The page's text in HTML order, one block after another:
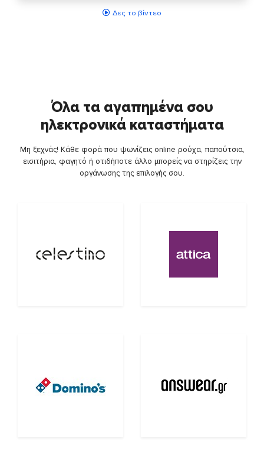
Δες το βίντεο
Όλα τα αγαπημένα σου
ηλεκτρονικά καταστήματα
Μη ξεχνάς! Κάθε φορά που ψωνίζεις online ρούχα, παπούτσια,
εισιτήρια, φαγητό ή οτιδήποτε άλλο μπορείς να στηρίζεις την
οργάνωσης της επιλογής σου.